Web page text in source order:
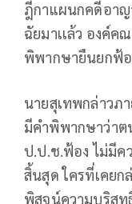
ฎีกาแผนกคดีอาญ
ฉัยมาเเล้ว องค์
พิพากษายืนยกฟ้อ
นายสุเทพกล่าวภ
มีคำพิพากษาว่าต
ป.ป.ช.ฟ้อง ไม่มีค
สิ้นสุด ใครที่เคยก
พิสูจน์ความบริสุท